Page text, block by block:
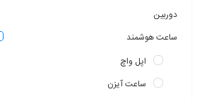
دوربین
ساعت هوشمند
اپل واچ
ساعت آیزن